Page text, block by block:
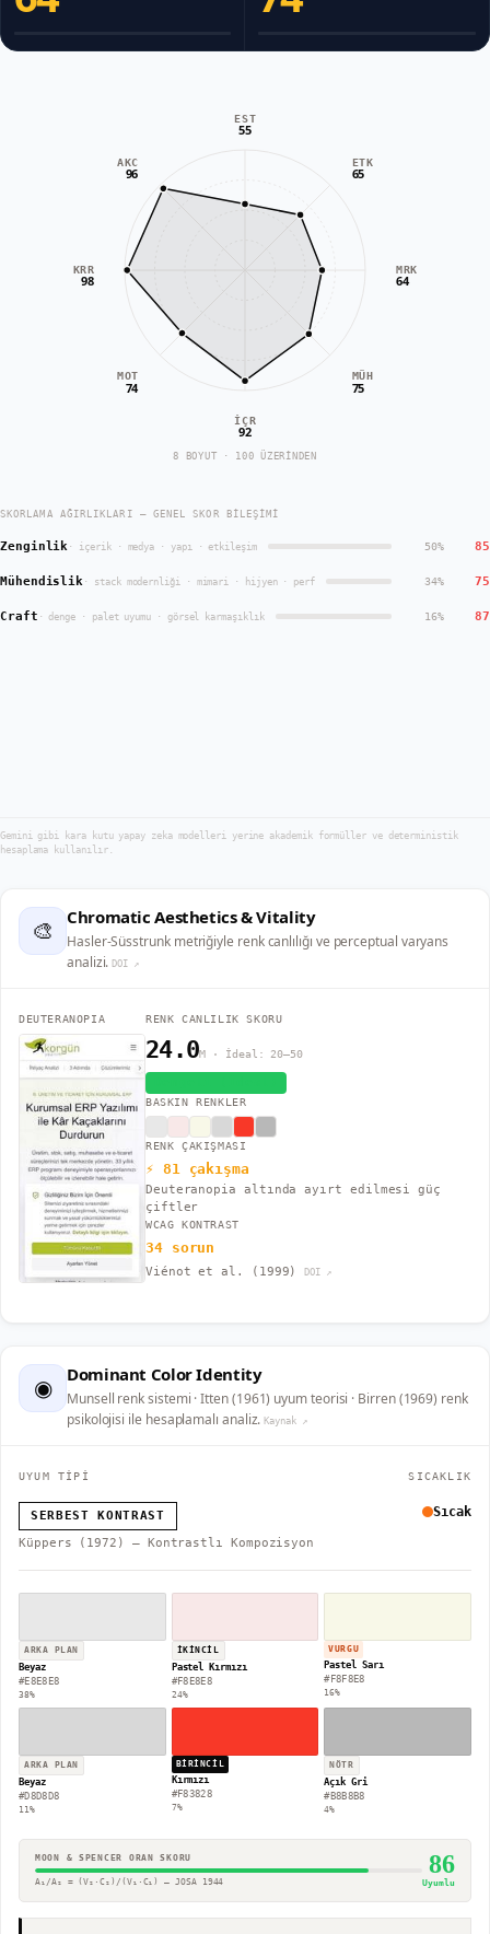
EST
55
ETK
65
MRK
64
MÜH
75
İÇR
92
MOT
74
KRR
98
AKC
96
8 BOYUT · 100 ÜZERİNDEN
SKORLAMA AĞIRLIKLARI — GENEL SKOR BILEŞIMI
Zenginlik · içerik · medya · yapı · etkileşim 50% 85
Mühendislik · stack modernliği · mimari · hijyen · perf 34% 75
Craft ·denge · palet uyumu · görsel karmaşıklık 16% 87
Gemini gibi kara kutu yapay zeka modelleri yerine akademik formüller ve deterministik
hesaplama kullanılır.
🎨 Chromatic Aesthetics & Vitality
Hasler-Süsstrunk metriğiyle renk canlılığı ve perceptual varyans
analizi. DOI ↗
DEUTERANOPIA RENK CANLILIK SKORU
24.0M · İdeal: 20–50
BASKIN RENKLER
RENK ÇAKIŞMASI
⚡ 81 çakışma
Deuteranopia altında ayırt edilmesi güç
çiftler
WCAG KONTRAST
34 sorun
Viénot et al. (1999) DOI ↗
◉ Dominant Color Identity
Munsell renk sistemi · Itten (1961) uyum teorisi · Birren (1969) renk
psikolojisi ile hesaplamalı analiz. Kaynak ↗
UYUM TİPİ
SERBEST KONTRAST
Küppers (1972) — Kontrastlı Kompozisyon
SICAKLIK
Sıcak
ARKA PLAN
Beyaz
#E8E8E8
38%
İKINCIL
Pastel Kırmızı
#F8E8E8
24%
VURGU
Pastel Sarı
#F8F8E8
16%
ARKA PLAN
Beyaz
#D8D8D8
11%
BIRINCIL
Kırmızı
#F83828
7%
NÖTR
Açık Gri
#B8B8B8
4%
MOON & SPENCER ORAN SKORU
A₁/A₂ = (V₂·C₂)/(V₁·C₁) — JOSA 1944
86
Uyumlu